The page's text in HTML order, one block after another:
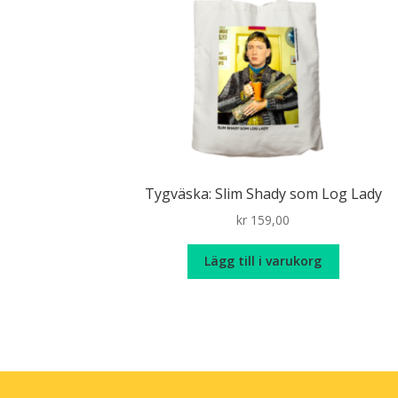
Tygväska: Slim Shady som Log Lady
kr 159,00
Lägg till i varukorg